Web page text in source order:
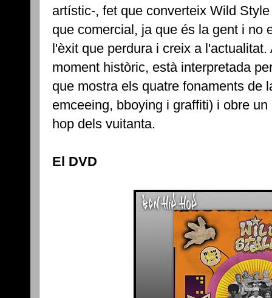
artístic-, fet que converteix Wild
que comercial, ja que és la gent i no
l'èxit que perdura i creix a
moment històric, està interpretada
que mostra els quatre fonaments de
emceeing, bboying i graffiti) i obre
hop dels vuitanta.
El DVD